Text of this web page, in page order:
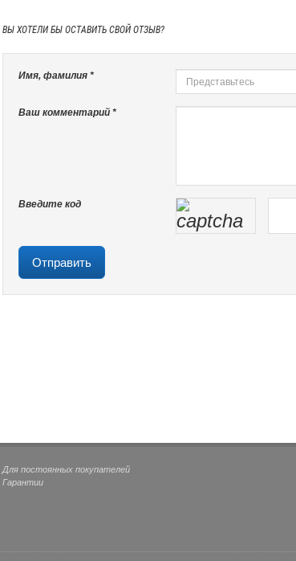
ВЫ ХОТЕЛИ БЫ ОСТАВИТЬ СВОЙ ОТЗЫВ?
Имя, фамилия *
Ваш комментарий *
Введите код
Для постоянных покупателей
Гарантии